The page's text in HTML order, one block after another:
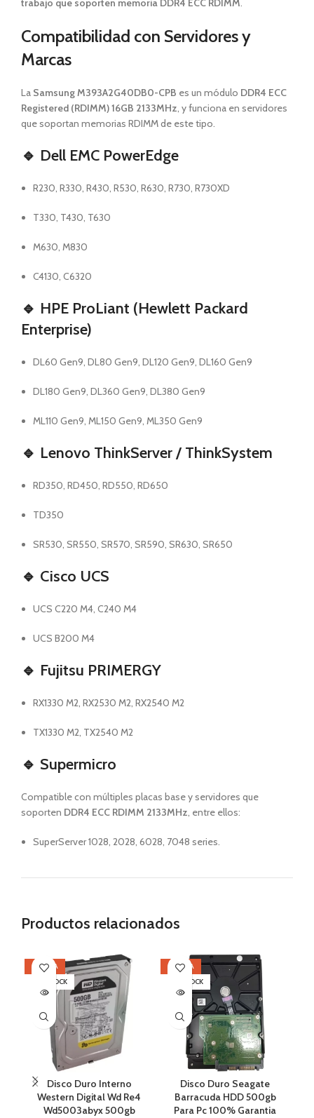
trabajo que soporten memoria DDR4 ECC RDIMM.
Compatibilidad con Servidores y
Marcas
La Samsung M393A2G40DB0-CPB es un módulo DDR4 ECC
Registered (RDIMM) 16GB 2133MHz, y funciona en servidores
que soportan memorias RDIMM de este tipo.
🔹 Dell EMC PowerEdge
R230, R330, R430, R530, R630, R730, R730XD
T330, T430, T630
M630, M830
C4130, C6320
🔹 HPE ProLiant (Hewlett Packard
Enterprise)
DL60 Gen9, DL80 Gen9, DL120 Gen9, DL160 Gen9
DL180 Gen9, DL360 Gen9, DL380 Gen9
ML110 Gen9, ML150 Gen9, ML350 Gen9
🔹 Lenovo ThinkServer / ThinkSystem
RD350, RD450, RD550, RD650
TD350
SR530, SR550, SR570, SR590, SR630, SR650
🔹 Cisco UCS
UCS C220 M4, C240 M4
UCS B200 M4
🔹 Fujitsu PRIMERGY
RX1330 M2, RX2530 M2, RX2540 M2
TX1330 M2, TX2540 M2
🔹 Supermicro
Compatible con múltiples placas base y servidores que
soporten DDR4 ECC RDIMM 2133MHz, entre ellos:
SuperServer 1028, 2028, 6028, 7048 series.
Productos relacionados
OFERTA
SIN STOCK
Disco Duro Interno
Western Digital Wd Re4
Wd5003abyx 500gb
OFERTA
SIN STOCK
Disco Duro Seagate
Barracuda HDD 500gb
Para Pc 100% Garantia